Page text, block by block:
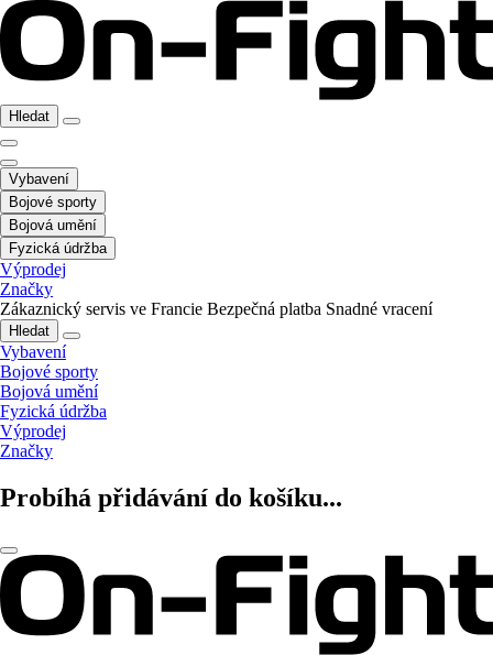
Hledat
Vybavení
Bojové sporty
Bojová umění
Fyzická údržba
Výprodej
Značky
Zákaznický servis ve Francie Bezpečná platba Snadné vracení
Hledat
Vybavení
Bojové sporty
Bojová umění
Fyzická údržba
Výprodej
Značky
Probíhá přidávání do košíku...